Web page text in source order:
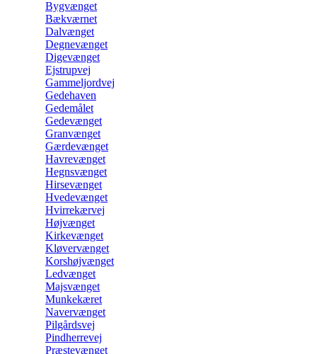
Bygvænget
Bækværnet
Dalvænget
Degnevænget
Digevænget
Ejstrupvej
Gammeljordvej
Gedehaven
Gedemålet
Gedevænget
Granvænget
Gærdevænget
Havrevænget
Hegnsvænget
Hirsevænget
Hvedevænget
Hvirrekærvej
Højvænget
Kirkevænget
Kløvervænget
Korshøjvænget
Ledvænget
Majsvænget
Munkekæret
Navervænget
Pilgårdsvej
Pindherrevej
Præstevænget